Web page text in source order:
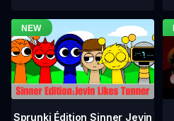
Sprunki Édition Sinner Jevin